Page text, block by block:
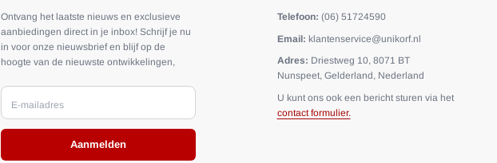
Ontvang het laatste nieuws en exclusieve
aanbiedingen direct in je inbox! Schrijf je nu
in voor onze nieuwsbrief en blijf op de
hoogte van de nieuwste ontwikkelingen,
E-mailadres
Aanmelden
Telefoon: (06) 51724590
Email: klantenservice@unikorf.nl
Adres: Driestweg 10, 8071 BT
Nunspeet, Gelderland, Nederland
U kunt ons ook een bericht sturen via het
contact formulier.